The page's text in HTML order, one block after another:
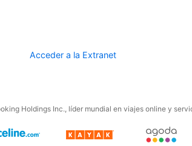
Acceder a la Extranet
Holdings Inc., líder mundial en viajes online y